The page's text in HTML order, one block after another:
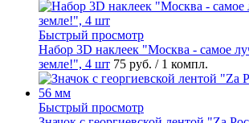
Быстрый просмотр
Набор 3D наклеек "Москва - самое
земле!", 4 шт 75 руб. / 1 компл.
Быстрый просмотр